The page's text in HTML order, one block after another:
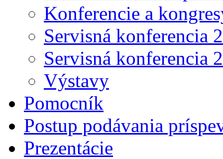
Konferencie a
Servisná konferencia
Servisná konferencia
Výstavy
Pomocník
Postup podávania
Prezentácie